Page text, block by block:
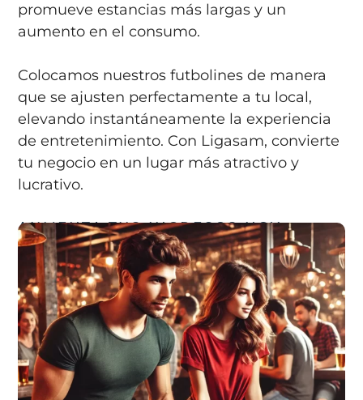
promueve estancias más largas y un
aumento en el consumo.
Colocamos nuestros futbolines de manera
que se ajusten perfectamente a tu local,
elevando instantáneamente la experiencia
de entretenimiento. Con Ligasam, convierte
tu negocio en un lugar más atractivo y
lucrativo.
AUMENTA TUS INGRESOS HOY